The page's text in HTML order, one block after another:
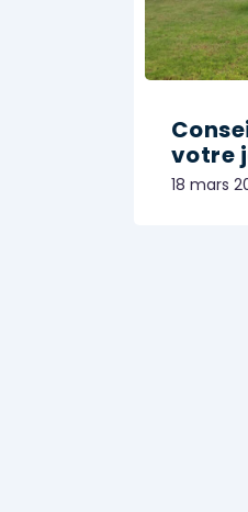
votre
18 mars